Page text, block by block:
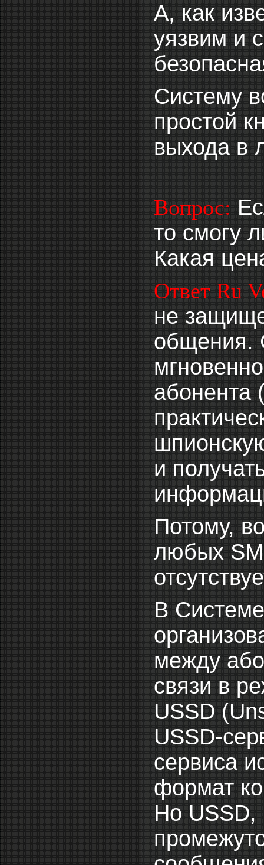
А, как
уязвим и
Систему
простой
выхода в
Вопрос:
то смогу
Какая
Ответ Ru
не
общения.
абонента
и
Потому,
любых
В
между
связи в
USSD
USSD-
сервиса
формат
Но USSD,